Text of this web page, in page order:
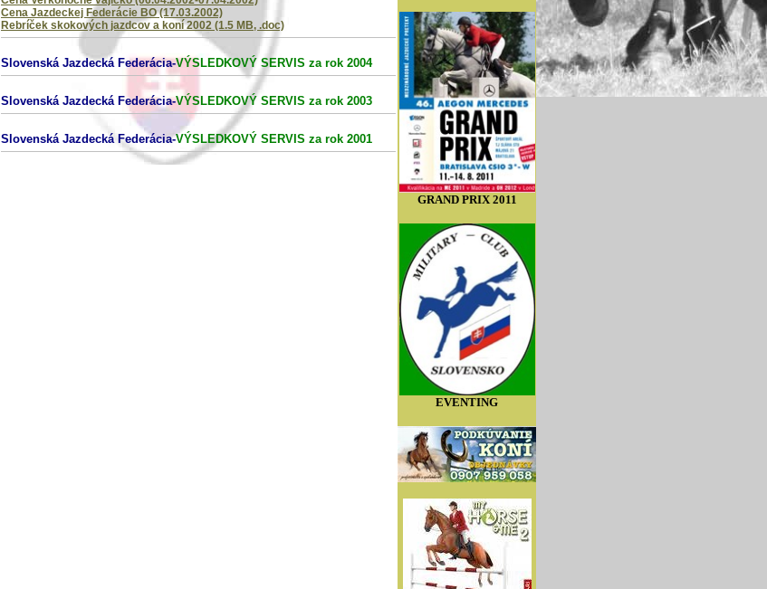
Cena Jazdeckej Federácie BO (17.03.2002)
Rebríček skokových jazdcov a koní 2002 (1.5 MB, .doc)
Slovenská Jazdecká Federácia-VÝSLEDKOVÝ SERVIS za rok 2004
Slovenská Jazdecká Federácia-VÝSLEDKOVÝ SERVIS za rok 2003
Slovenská Jazdecká Federácia-VÝSLEDKOVÝ SERVIS za rok 2001
GRAND PRIX 2011
EVENTING